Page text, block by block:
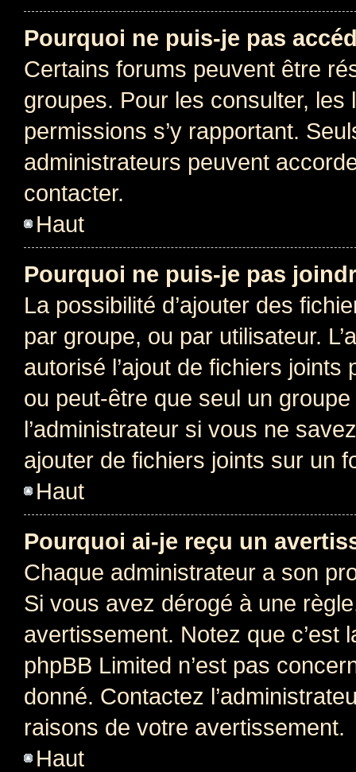
Pourquoi ne puis-je pas
Certains forums peuvent être
groupes. Pour les consulter,
permissions s’y rapportant.
administrateurs peuvent
contacter.
Haut
Pourquoi ne puis-je pas
La possibilité d’ajouter des
par groupe, ou par utilisateur.
autorisé l’ajout de fichiers
ou peut-être que seul un
l’administrateur si vous ne
ajouter de fichiers joints sur un
Haut
Pourquoi ai-je reçu un
Chaque administrateur a son
Si vous avez dérogé à une
avertissement. Notez que c’est
phpBB Limited n’est pas
donné. Contactez
raisons de votre avertissement.
Haut